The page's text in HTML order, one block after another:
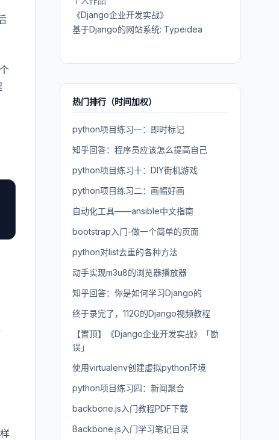
《Django企业开发实战》
基于Django的网站系统: Typeidea
热门排行（时间加权）
python项目练习一：即时标记
知乎回答：程序员应该怎么提高自己
python项目练习十：DIY街机游戏
python项目练习二：画幅好画
自动化工具——ansible中文指南
bootstrap入门-做一个简单的页面
python对list去重的各种方法
动手实现m3u8的浏览器播放器
知乎回答：你是如何学习Django的
终于录完了，112G的Django视频教程
【置顶】《Django企业开发实战》「勘
误」
使用virtualenv创建虚拟python环境
python项目练习四：新闻聚合
backbone.js入门教程PDF下载
Backbone.js入门学习笔记目录